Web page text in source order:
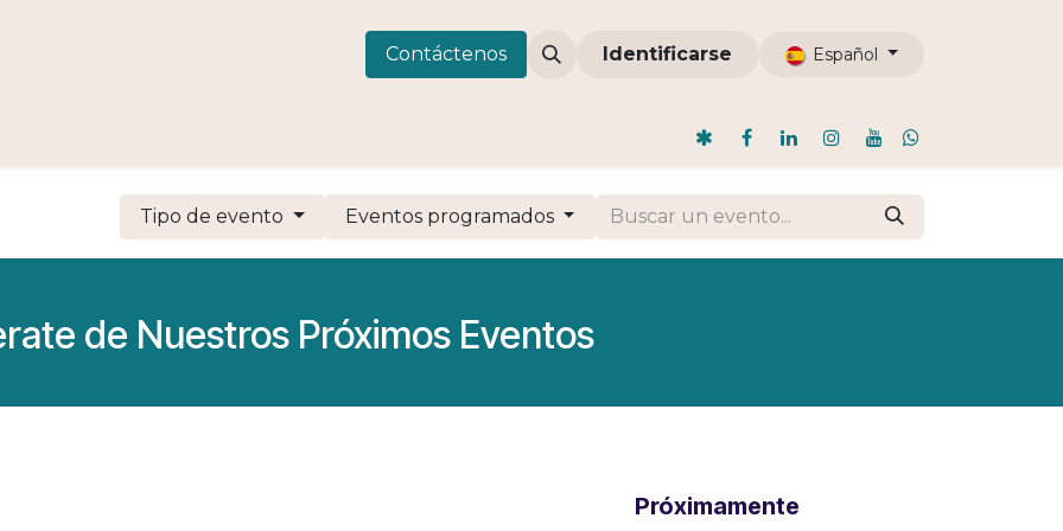
Eventos Comunidades ODI Nosotros Blog
Contáctenos Identificarse Español
Tipo de evento Eventos programados
de Nuestros Próximos Eventos
Próximamente